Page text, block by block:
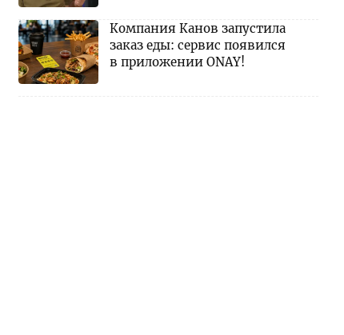
Компания Канов запустила
заказ еды: сервис появился
в приложении ONAY!